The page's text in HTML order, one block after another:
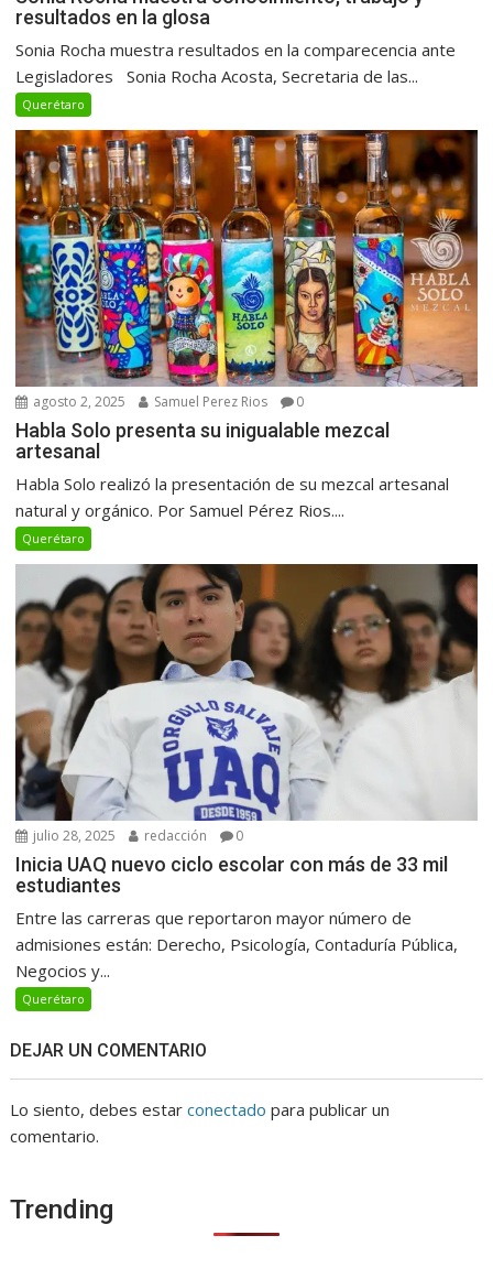
resultados en la glosa
Sonia Rocha muestra resultados en la comparecencia ante
Legisladores Sonia Rocha Acosta, Secretaria de las...
Querétaro
agosto 2, 2025 Samuel Perez Rios 0
Habla Solo presenta su inigualable mezcal
artesanal
Habla Solo realizó la presentación de su mezcal artesanal
natural y orgánico. Por Samuel Pérez Rios....
Querétaro
julio 28, 2025 redacción 0
Inicia UAQ nuevo ciclo escolar con más de 33 mil
estudiantes
Entre las carreras que reportaron mayor número de
admisiones están: Derecho, Psicología, Contaduría Pública,
Negocios y...
Querétaro
DEJAR UN COMENTARIO
Lo siento, debes estarconectado para publicar un
comentario.
Trending